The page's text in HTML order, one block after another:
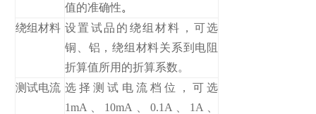
值的准确性。
绕组材料 设置试品的绕组材料，可选
铜、铝，绕组材料关系到电阻
折算值所用的折算系数。
测试电流 选择测试电流档位，可选
1mA、10mA、0.1A、1A、